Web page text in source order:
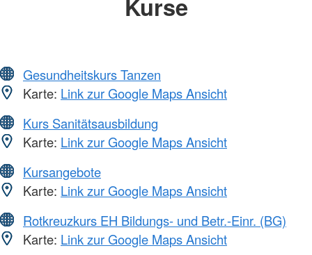
Kurse
Gesundheitskurs Tanzen
Karte: Link zur Google Maps Ansicht
Kurs Sanitätsausbildung
Karte: Link zur Google Maps Ansicht
Kursangebote
Karte: Link zur Google Maps Ansicht
Rotkreuzkurs EH Bildungs- und Betr.-Einr. (BG)
Karte: Link zur Google Maps Ansicht